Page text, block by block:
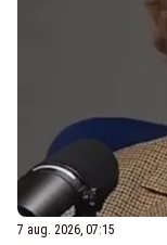
7 aug. 2026, 07:15